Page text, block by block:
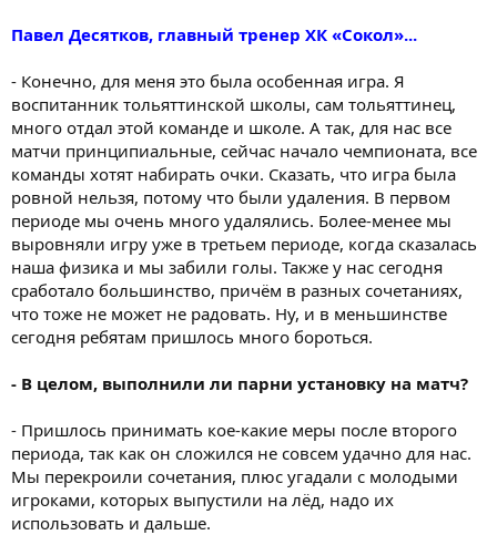
Павел Десятков, главный тренер ХК «Сокол»...
- Конечно, для меня это была особенная игра. Я
воспитанник тольяттинской школы, сам тольяттинец,
много отдал этой команде и школе. А так, для нас все
матчи принципиальные, сейчас начало чемпионата, все
команды хотят набирать очки. Сказать, что игра была
ровной нельзя, потому что были удаления. В первом
периоде мы очень много удалялись. Более-менее мы
выровняли игру уже в третьем периоде, когда сказалась
наша физика и мы забили голы. Также у нас сегодня
сработало большинство, причём в разных сочетаниях,
что тоже не может не радовать. Ну, и в меньшинстве
сегодня ребятам пришлось много бороться.
- В целом, выполнили ли парни установку на матч?
- Пришлось принимать кое-какие меры после второго
периода, так как он сложился не совсем удачно для нас.
Мы перекроили сочетания, плюс угадали с молодыми
игроками, которых выпустили на лёд, надо их
использовать и дальше.